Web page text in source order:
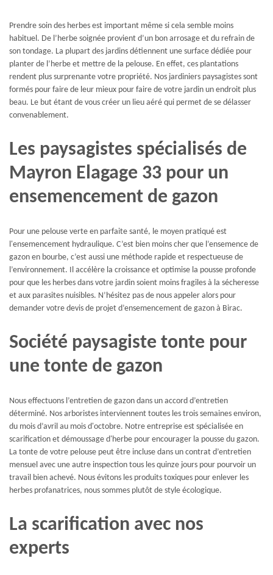
Prendre soin des herbes est important même si cela semble moins
habituel. De l’herbe soignée provient d’un bon arrosage et du refrain de
son tondage. La plupart des jardins détiennent une surface dédiée pour
planter de l’herbe et mettre de la pelouse. En effet, ces plantations
rendent plus surprenante votre propriété. Nos jardiniers paysagistes sont
formés pour faire de leur mieux pour faire de votre jardin un endroit plus
beau. Le but étant de vous créer un lieu aéré qui permet de se délasser
convenablement.
Les paysagistes spécialisés de
Mayron Elagage 33 pour un
ensemencement de gazon
Pour une pelouse verte en parfaite santé, le moyen pratiqué est
l'ensemencement hydraulique. C’est bien moins cher que l’ensemence de
gazon en bourbe, c’est aussi une méthode rapide et respectueuse de
l’environnement. Il accélère la croissance et optimise la pousse profonde
pour que les herbes dans votre jardin soient moins fragiles à la sécheresse
et aux parasites nuisibles. N’hésitez pas de nous appeler alors pour
demander votre devis de projet d’ensemencement de gazon à Birac.
Société paysagiste tonte pour
une tonte de gazon
Nous effectuons l’entretien de gazon dans un accord d’entretien
déterminé. Nos arboristes interviennent toutes les trois semaines environ,
du mois d’avril au mois d'octobre. Notre entreprise est spécialisée en
scarification et démoussage d'herbe pour encourager la pousse du gazon.
La tonte de votre pelouse peut être incluse dans un contrat d’entretien
mensuel avec une autre inspection tous les quinze jours pour pourvoir un
travail bien achevé. Nous évitons les produits toxiques pour enlever les
herbes profanatrices, nous sommes plutôt de style écologique.
La scarification avec nos
experts